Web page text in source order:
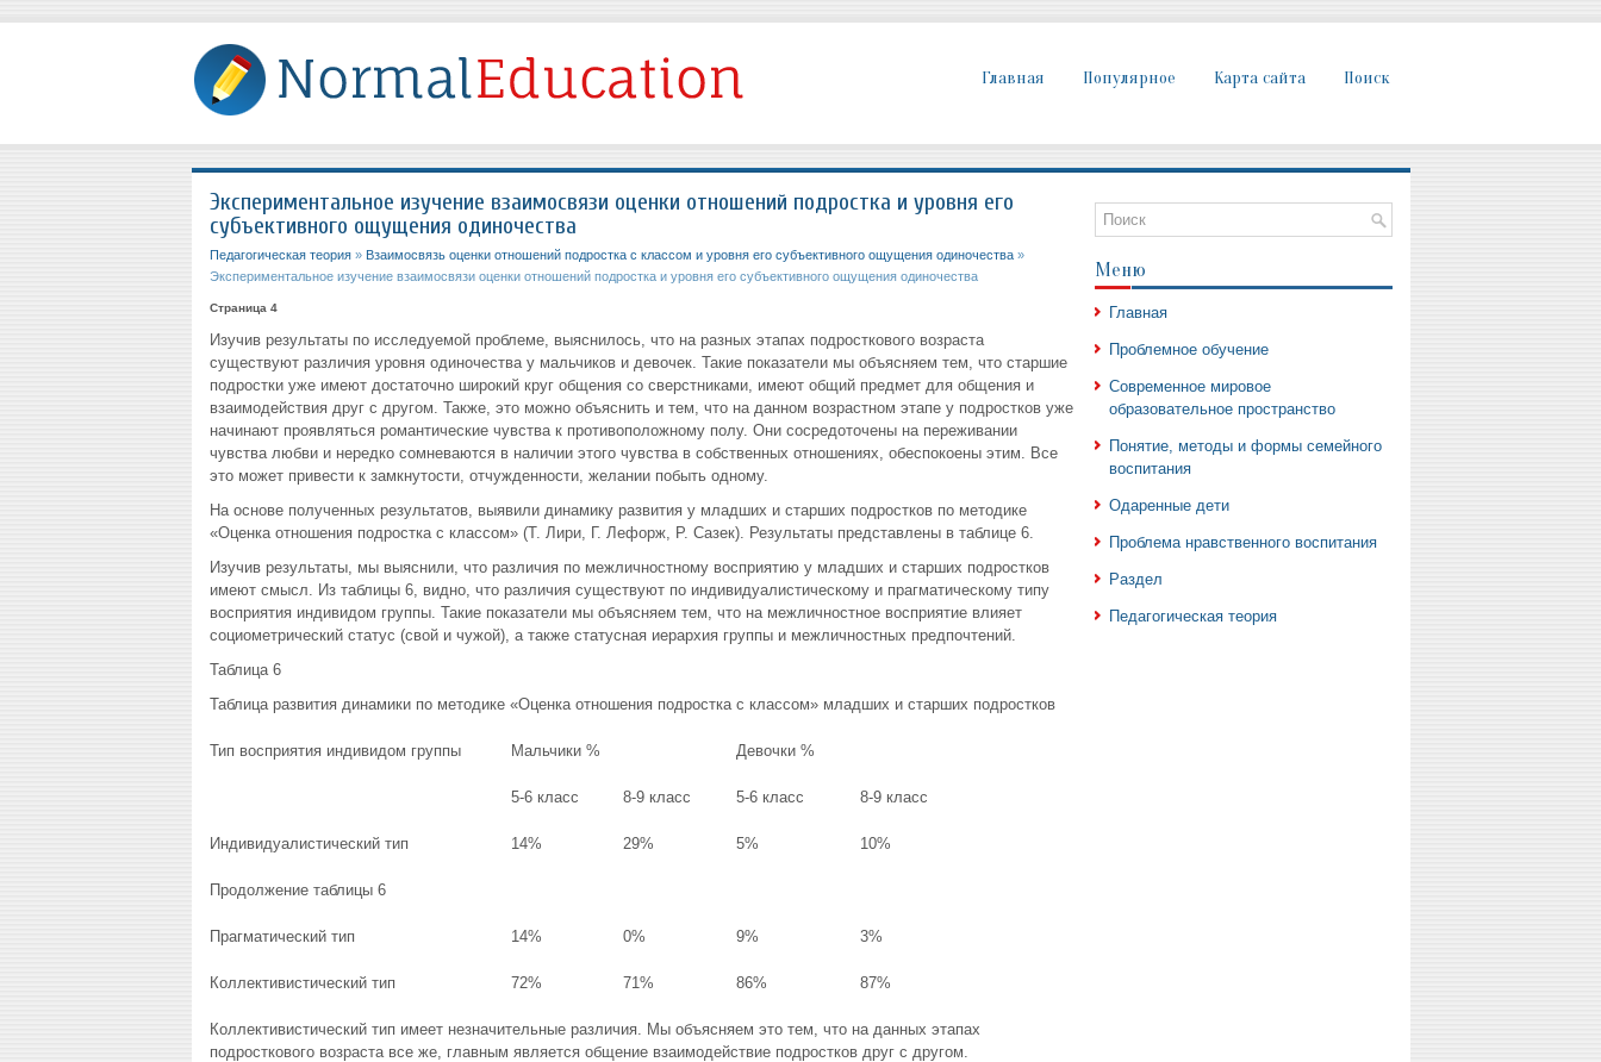
Главная Популярное Карта сайта Поиск
Экспериментальное изучение взаимосвязи оценки отношений подростка и уровня его
субъективного ощущения одиночества
Педагогическая теория» Взаимосвязь оценки отношений подростка с классом и уровня его субъективного ощущения одиночества»
Экспериментальное изучение взаимосвязи оценки отношений подростка и уровня его субъективного ощущения одиночества
Страница 4
Изучив результаты по исследуемой проблеме, выяснилось, что на разных этапах подросткового возраста
существуют различия уровня одиночества у мальчиков и девочек. Такие показатели мы объясняем тем, что старшие
подростки уже имеют достаточно широкий круг общения со сверстниками, имеют общий предмет для общения и
взаимодействия друг с другом. Также, это можно объяснить и тем, что на данном возрастном этапе у подростков уже
начинают проявляться романтические чувства к противоположному полу. Они сосредоточены на переживании
чувства любви и нередко сомневаются в наличии этого чувства в собственных отношениях, обеспокоены этим. Все
это может привести к замкнутости, отчужденности, желании побыть одному.
На основе полученных результатов, выявили динамику развития у младших и старших подростков по методике
«Оценка отношения подростка с классом» (Т. Лири, Г. Лефорж, Р. Сазек). Результаты представлены в таблице 6.
Изучив результаты, мы выяснили, что различия по межличностному восприятию у младших и старших подростков
имеют смысл. Из таблицы 6, видно, что различия существуют по индивидуалистическому и прагматическому типу
восприятия индивидом группы. Такие показатели мы объясняем тем, что на межличностное восприятие влияет
социометрический статус (свой и чужой), а также статусная иерархия группы и межличностных предпочтений.
Таблица 6
Таблица развития динамики по методике «Оценка отношения подростка с классом» младших и старших подростков
Тип восприятия индивидом группы Мальчики % Девочки %
5-6 класс 8-9 класс 5-6 класс 8-9 класс
Индивидуалистический тип 14% 29% 5% 10%
Продолжение таблицы 6
Прагматический тип 14% 0% 9% 3%
Коллективистический тип 72% 71% 86% 87%
Коллективистический тип имеет незначительные различия. Мы объясняем это тем, что на данных этапах
подросткового возраста все же, главным является общение взаимодействие подростков друг с другом.
Меню
Главная
Проблемное обучение
Современное мировое
образовательное пространство
Понятие, методы и формы семейного
воспитания
Одаренные дети
Проблема нравственного воспитания
Раздел
Педагогическая теория